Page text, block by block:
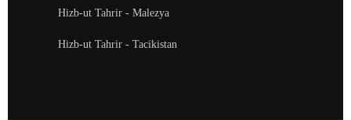
Hizb-ut Tahrir - Malezya
Hizb-ut Tahrir - Tacikistan